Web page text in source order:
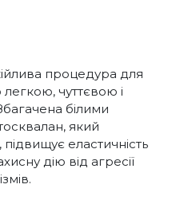
процедура для
чуттєвою і
білими
який
підвищує еластичність
дію від агресії